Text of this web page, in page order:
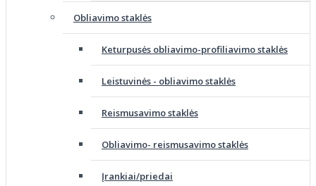
Obliavimo staklės
Keturpusės obliavimo-profiliavimo staklės
Leistuvinės - obliavimo staklės
Reismusavimo staklės
Obliavimo- reismusavimo staklės
Įrankiai/priedai